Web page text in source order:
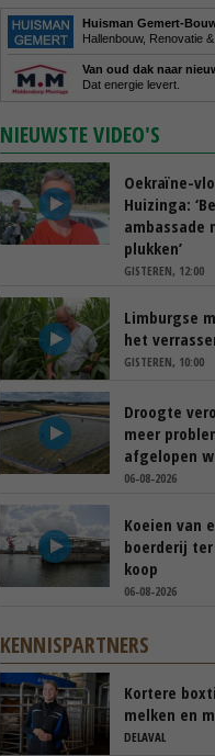
Huisman Gemert-
Hallenbouw, Renovatie
Van oud dak naar
Dat energie levert.
NIEUWSTE VIDEO'S
Oekraïne-
Huizinga:
ambassade
plukken’
GISTEREN, 12:00
Limburgse
het
GISTEREN, 10:00
Droogte
meer
afgelopen
06-08-2026
Koeien van
boerderij
koop
06-08-2026
KENNISPARTNERS
Kortere
melken en
blijven weiden
DELAVAL